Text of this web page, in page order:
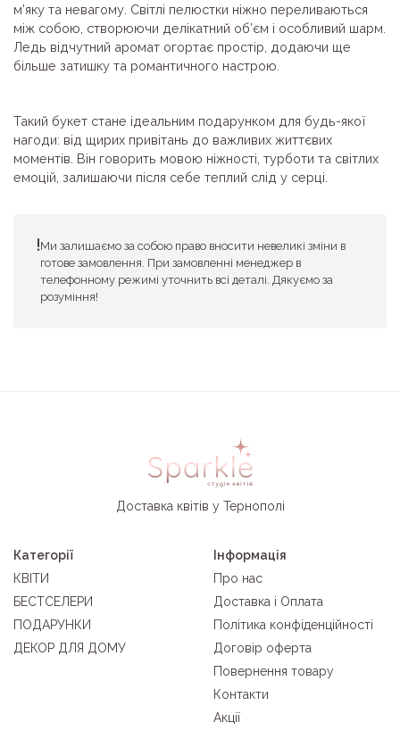
м’яку та невагому. Світлі пелюстки ніжно переливаються
між собою, створюючи делікатний об’єм і особливий шарм.
Ледь відчутний аромат огортає простір, додаючи ще
більше затишку та романтичного настрою.
Такий букет стане ідеальним подарунком для будь-якої
нагоди: від щирих привітань до важливих життєвих
моментів. Він говорить мовою ніжності, турботи та світлих
емоцій, залишаючи після себе теплий слід у серці.
Ми залишаємо за собою право вносити невеликі зміни в
готове замовлення. При замовленні менеджер в
телефонному режимі уточнить всі деталі. Дякуємо за
розуміння!
Доставка квітів у Тернополі
Категорії
КВІТИ
БЕСТСЕЛЕРИ
ПОДАРУНКИ
ДЕКОР ДЛЯ ДОМУ
Інформація
Про нас
Доставка і Оплата
Політика конфіденційності
Договір оферта
Повернення товару
Контакти
Акції